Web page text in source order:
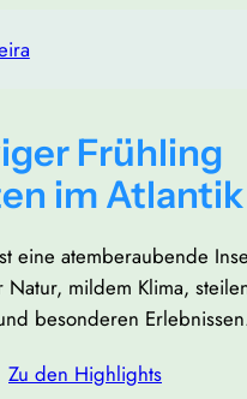
Frühling
im Atlantik
eine atemberaubende
Natur, mildem Klima,
besonderen
Zu den Highlights